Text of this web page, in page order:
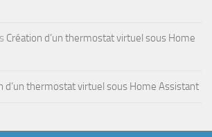
Création d’un thermostat virtuel sous Home
d’un thermostat virtuel sous Home Assistant